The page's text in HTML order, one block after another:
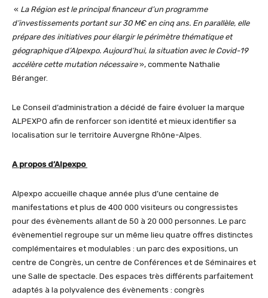
« La Région est le principal financeur d’un programme
d’investissements portant sur 30 M€ en cinq ans. En parallèle, elle
prépare des initiatives pour élargir le périmètre thématique et
géographique d’Alpexpo. Aujourd’hui, la situation avec le Covid-19
accélère cette mutation nécessaire», commente Nathalie
Béranger.
Le Conseil d’administration a décidé de faire évoluer la marque
ALPEXPO afin de renforcer son identité et mieux identifier sa
localisation sur le territoire Auvergne Rhône-Alpes.
A propos d’Alpexpo
Alpexpo accueille chaque année plus d’une centaine de
manifestations et plus de 400 000 visiteurs ou congressistes
pour des évènements allant de 50 à 20 000 personnes. Le parc
évènementiel regroupe sur un même lieu quatre offres distinctes
complémentaires et modulables : un parc des expositions, un
centre de Congrès, un centre de Conférences et de Séminaires et
une Salle de spectacle. Des espaces très différents parfaitement
adaptés à la polyvalence des évènements : congrès